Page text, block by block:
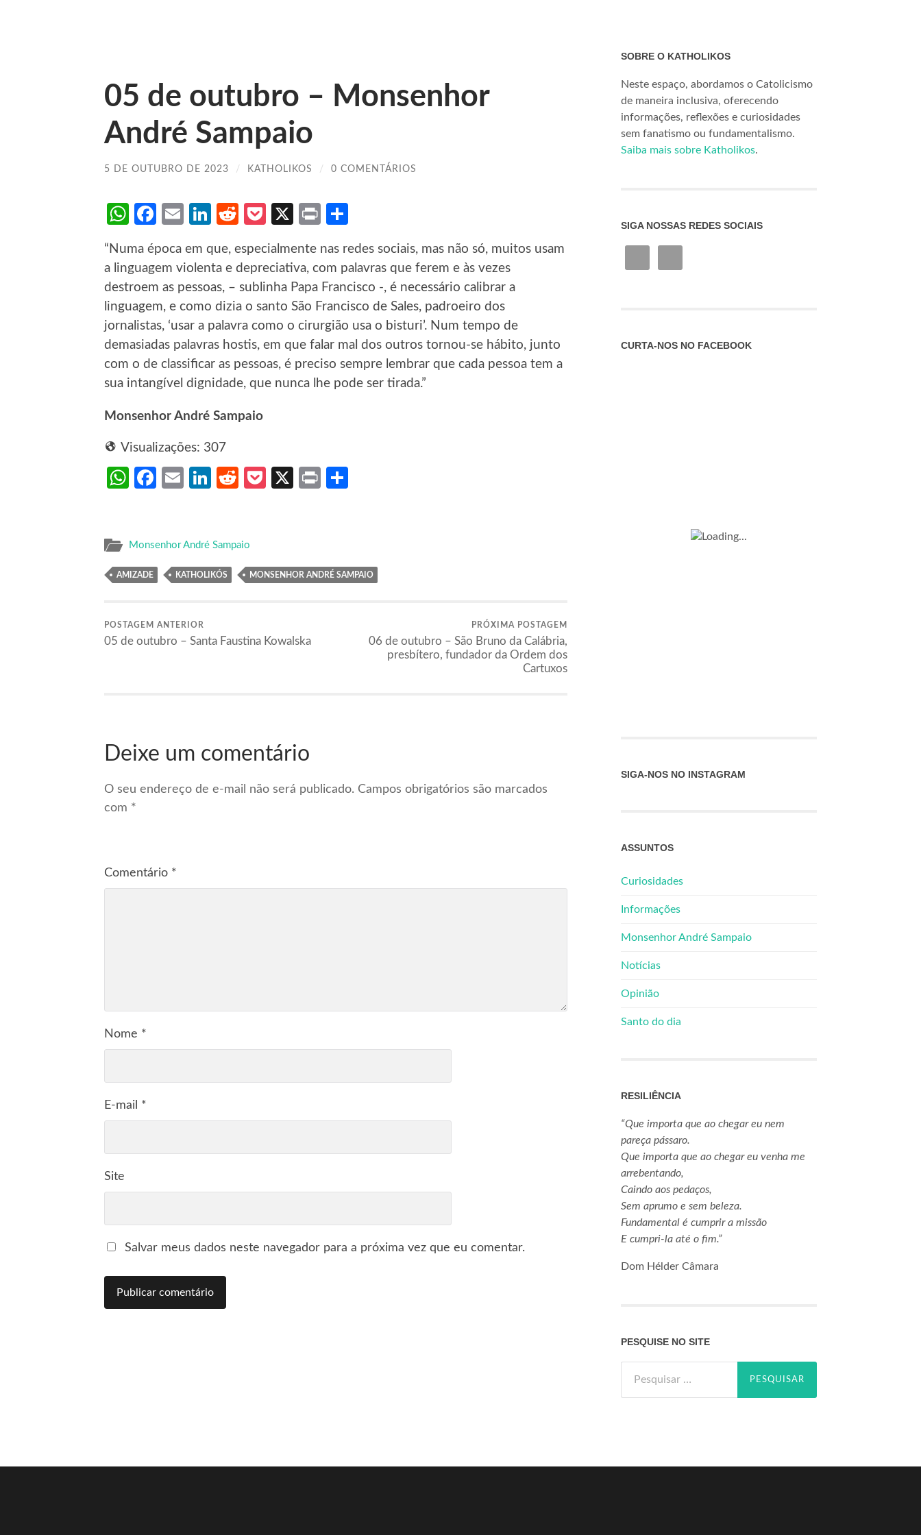
05 de outubro – Monsenhor
André Sampaio
5 DE OUTUBRO DE 2023 / KATHOLIKOS / 0 COMENTÁRIOS
WhatsApp
Facebook
EmailLinkedIn
RedditPocket
X Print
“Numa época em que, especialmente nas redes sociais, mas não só, muitos usam
a linguagem violenta e depreciativa, com palavras que ferem e às vezes
destroem as pessoas, – sublinha Papa Francisco -, é necessário calibrar a
linguagem, e como dizia o santo São Francisco de Sales, padroeiro dos
jornalistas, ‘usar a palavra como o cirurgião usa o bisturi’. Num tempo de
demasiadas palavras hostis, em que falar mal dos outros tornou-se hábito, junto
com o de classificar as pessoas, é preciso sempre lembrar que cada pessoa tem a
sua intangível dignidade, que nunca lhe pode ser tirada.”
Monsenhor André Sampaio
Visualizações: 307
WhatsApp
Facebook
EmailLinkedIn
RedditPocket
X Print
Monsenhor André Sampaio
AMIZADE KATHOLIKÓS MONSENHOR ANDRÉ SAMPAIO
POSTAGEM ANTERIOR
05 de outubro – Santa Faustina Kowalska
PRÓXIMA POSTAGEM
06 de outubro – São Bruno da Calábria,
presbítero, fundador da Ordem dos
Cartuxos
Deixe um comentário
O seu endereço de e-mail não será publicado. Campos obrigatórios são marcados
com *
Comentário *
Nome *
E-mail *
Site
Salvar meus dados neste navegador para a próxima vez que eu comentar.
SOBRE O KATHOLIKOS
Neste espaço, abordamos o Catolicismo
de maneira inclusiva, oferecendo
informações, reflexões e curiosidades
sem fanatismo ou fundamentalismo.
Saiba mais sobre Katholikos.
SIGA NOSSAS REDES SOCIAIS
CURTA-NOS NO FACEBOOK
SIGA-NOS NO INSTAGRAM
ASSUNTOS
Curiosidades
Informações
Monsenhor André Sampaio
Notícias
Opinião
Santo do dia
RESILIÊNCIA
“Que importa que ao chegar eu nem
pareça pássaro.
Que importa que ao chegar eu venha me
arrebentando,
Caindo aos pedaços,
Sem aprumo e sem beleza.
Fundamental é cumprir a missão
E cumpri-la até o fim.”
Dom Hélder Câmara
PESQUISE NO SITE
por: